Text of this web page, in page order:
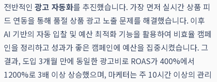
전반적인광고 자동화를 추진했습니다. 가장 먼저 실시간 상품 피
드 연동을 통해 품절 상품 광고 노출 문제를 해결했습니다. 이후
AI 기반의 자동 입찰 및 예산 최적화 기능을 활용하여 비효율 캠페
인을 정리하고 성과가 좋은 캠페인에 예산을 집중시켰습니다. 그
결과, 도입 3개월 만에 동일한 광고비로 ROAS가 400%에서
1200%로 3배 이상 상승했으며, 마케터는 주 10시간 이상의 관리